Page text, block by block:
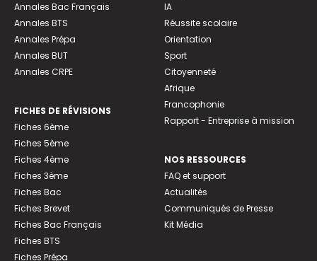
Annales Bac Français
Annales BTS
Annales Prépa
Annales BUT
Annales CRPE
FICHES DE RÉVISIONS
Fiches 6ème
Fiches 5ème
Fiches 4ème
Fiches 3ème
Fiches Bac
Fiches Brevet
Fiches Bac Français
Fiches BTS
Fiches Prépa
IA
Réussite scolaire
Orientation
Sport
Citoyenneté
Afrique
Francophonie
Rapport - Entreprise à mission
NOS RESSOURCES
FAQ et support
Actualités
Communiqués de Presse
Kit Média